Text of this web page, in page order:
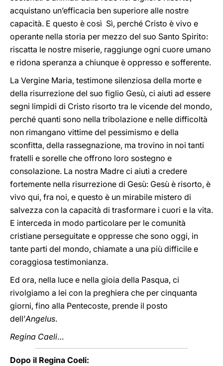
acquistano un’efficacia ben superiore alle nostre
capacità. E questo è così Sì, perché Cristo è vivo e
operante nella storia per mezzo del suo Santo Spirito:
riscatta le nostre miserie, raggiunge ogni cuore umano
e ridona speranza a chiunque è oppresso e sofferente.
La Vergine Maria, testimone silenziosa della morte e
della risurrezione del suo figlio Gesù, ci aiuti ad essere
segni limpidi di Cristo risorto tra le vicende del mondo,
perché quanti sono nella tribolazione e nelle difficoltà
non rimangano vittime del pessimismo e della
sconfitta, della rassegnazione, ma trovino in noi tanti
fratelli e sorelle che offrono loro sostegno e
consolazione. La nostra Madre ci aiuti a credere
fortemente nella risurrezione di Gesù: Gesù è risorto, è
vivo qui, fra noi, e questo è un mirabile mistero di
salvezza con la capacità di trasformare i cuori e la vita.
E interceda in modo particolare per le comunità
cristiane perseguitate e oppresse che sono oggi, in
tante parti del mondo, chiamate a una più difficile e
coraggiosa testimonianza.
Ed ora, nella luce e nella gioia della Pasqua, ci
rivolgiamo a lei con la preghiera che per cinquanta
giorni, fino alla Pentecoste, prende il posto
dell’Angelus.
Regina Caeli…
Dopo il Regina Coeli: